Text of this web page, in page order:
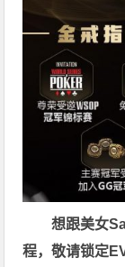
想跟美女
程，敬请锁定